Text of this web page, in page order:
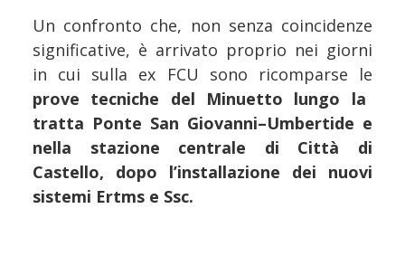
Un confronto che, non senza coincidenze
significative, è arrivato proprio nei giorni
in cui sulla ex FCU sono ricomparse le
prove tecniche del Minuetto lungo la
tratta Ponte San Giovanni–Umbertide e
nella stazione centrale di Città di
Castello, dopo l’installazione dei nuovi
sistemi Ertms e Ssc.